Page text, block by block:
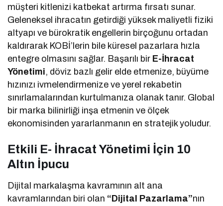
müşteri kitlenizi katbekat artırma fırsatı sunar.
Geleneksel ihracatın getirdiği yüksek maliyetli fiziki
altyapı ve bürokratik engellerin birçoğunu ortadan
kaldırarak KOBİ’lerin bile küresel pazarlara hızla
entegre olmasını sağlar. Başarılı bir E-İhracat
Yönetimi, döviz bazlı gelir elde etmenize, büyüme
hızınızı ivmelendirmenize ve yerel rekabetin
sınırlamalarından kurtulmanıza olanak tanır. Global
bir marka bilinirliği inşa etmenin ve ölçek
ekonomisinden yararlanmanın en stratejik yoludur.
Etkili E- İhracat Yönetimi İçin 10
Altın İpucu
Dijital markalaşma kavramının alt ana
kavramlarından biri olan “Dijital Pazarlama”nın